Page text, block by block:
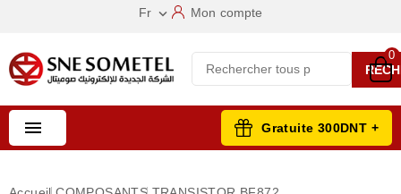
Fr  Mon compte
0
 Gratuite 300DNT +